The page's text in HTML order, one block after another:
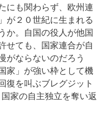
にも関わらず、欧州連
が２０世紀に生まれる
か。自国の役人が他国
せても、国家連合が自
がならないのだろう
家」が強い枠として機
復を叫ぶブレグジット
家の自主独立を奪い返